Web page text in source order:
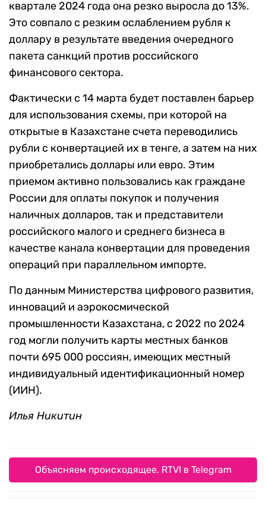
квартале 2024 года она резко выросла до 13%.
Это совпало с резким ослаблением рубля к
доллару в результате введения очередного
пакета санкций против российского
финансового сектора.
Фактически с 14 марта будет поставлен барьер
для использования схемы, при которой на
открытые в Казахстане счета переводились
рубли с конвертацией их в тенге, а затем на них
приобретались доллары или евро. Этим
приемом активно пользовались как граждане
России для оплаты покупок и получения
наличных долларов, так и представители
российского малого и среднего бизнеса в
качестве канала конвертации для проведения
операций при параллельном импорте.
По данным Министерства цифрового развития,
инноваций и аэрокосмической
промышленности Казахстана, с 2022 по 2024
год могли получить карты местных банков
почти 695 000 россиян, имеющих местный
индивидуальный идентификационный номер
(ИИН).
Илья Никитин
Объясняем происходящее. RTVI в Telegram